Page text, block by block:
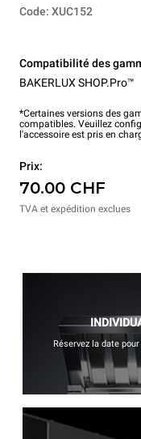
Code: XUC152
Compatibilité des
BAKERLUX SHOP.Pro™
*Certaines versions des
compatibles. Veuillez
l'accessoire est pris en
Prix:
70.00 CHF
TVA et expédition exclues
Réservez la date